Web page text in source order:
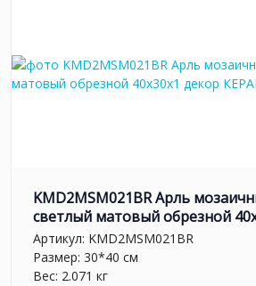
KMD2MSM021BR Арль
светлый матовый обрезной
Артикул: KMD2MSM021BR
Размер: 30*40 см
Вес: 2.071 кг